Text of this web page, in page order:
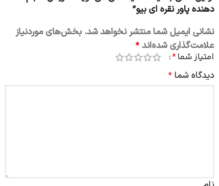
دهنده پاور نقره ای بیو”
نشانی ایمیل شما منتشر نخواهد شد. بخش‌های موردنیاز
علامت‌گذاری شده‌اند *
امتیاز شما*
دیدگاه شما *